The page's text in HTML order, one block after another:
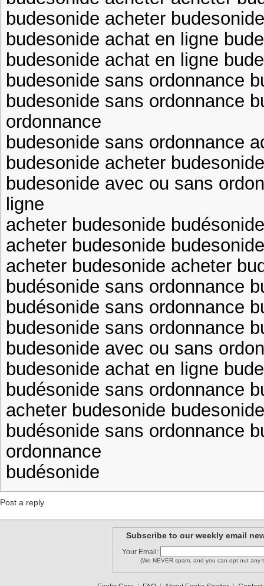
budesonide acheter
budesonide achat en ligne
budesonide achat en ligne
budesonide sans ordonnance
budesonide sans ordonnance
ordonnance
budesonide sans ordonnance
budesonide acheter
budesonide avec ou sans
ligne
acheter budesonide
acheter budesonide
acheter budesonide acheter
budésonide sans ordonnance
budésonide sans ordonnance
budesonide sans ordonnance
budesonide avec ou sans
budesonide achat en ligne
budésonide sans ordonnance
acheter budesonide
budésonide sans ordonnance
ordonnance
budésonide
Post a reply
Subscribe to our weekly email
Your Email:
(We NEVER spam, and you can opt out any